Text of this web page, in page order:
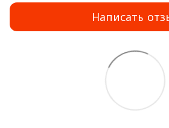
Написать